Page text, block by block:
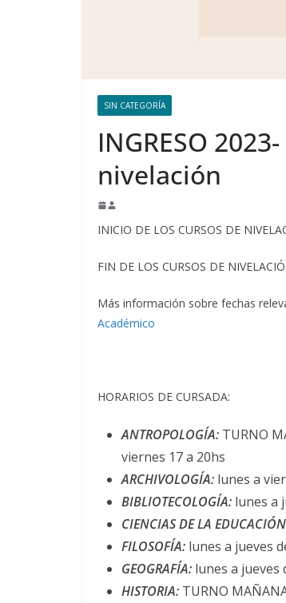
SIN CATEGORÍA
INGRESO
nivelación
INICIO DE LOS CURSOS DE
FIN DE LOS CURSOS DE
Más información sobre fechas
Académico
HORARIOS DE CURSADA:
ANTROPOLOGÍA: TURNO
viernes 17 a 20hs
ARCHIVOLOGÍA: lunes a
BIBLIOTECOLOGÍA: lunes a
CIENCIAS DE LA
FILOSOFÍA: lunes a jueves
GEOGRAFÍA: lunes a jueves
HISTORIA: TURNO